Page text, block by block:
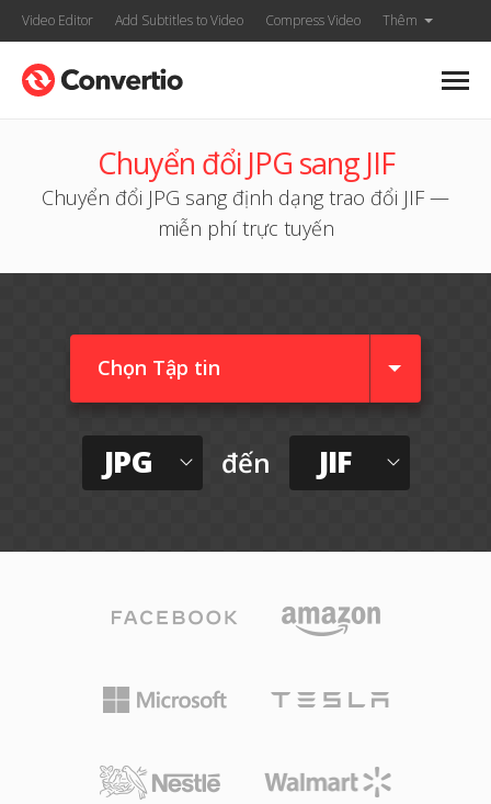
Video Editor Add Subtitles to Video Compress Video Thêm
Chuyển đổi JPG sang JIF
Chuyển đổi JPG sang định dạng trao đổi JIF —
miễn phí trực tuyến
Chọn Tập tin
JPG đến JIF